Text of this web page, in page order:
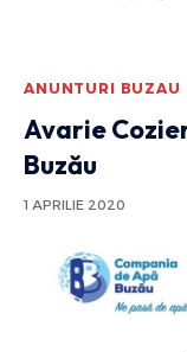
ANUNTURI BUZAU
Avarie
Buzău
1 APRILIE 2020